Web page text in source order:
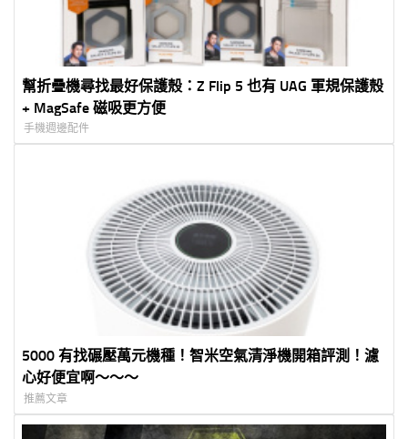
幫折疊機尋找最好保護殼：Z Flip 5 也有 UAG 軍規保護殼
+ MagSafe 磁吸更方便
手機週邊配件
5000 有找碾壓萬元機種！智米空氣清淨機開箱評測！濾
心好便宜啊～～～
推薦文章